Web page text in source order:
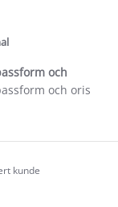
och
och oris
kunde